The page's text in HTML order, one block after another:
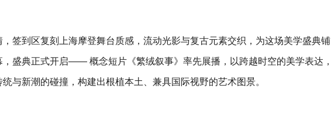
签到区复刻上海摩登舞台质感，流动光影与复古元素交织，为这场美学盛典铺
盛典正式开启—— 概念短片《繁绒叙事》率先展播，以跨越时空的美学表达，
与新潮的碰撞，构建出根植本土、兼具国际视野的艺术图景。